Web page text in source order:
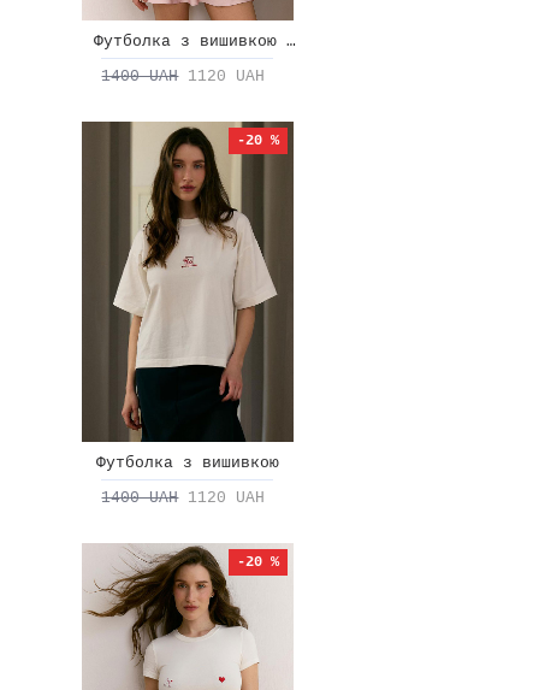
Футболка з вишивкою "ice cream"
1400 UAH 1120 UAH
-20 %
Футболка з вишивкою
1400 UAH 1120 UAH
-20 %